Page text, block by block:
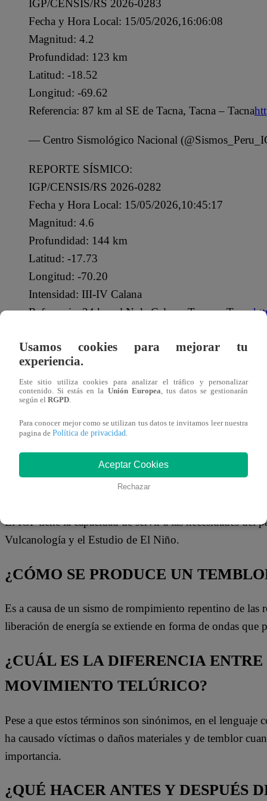
IGP/CENSIS/RS 2026-0283
Fecha y Hora Local: 15/05/2026,16:06:08
Magnitud: 4.2
Profundidad: 123 km
Latitud: -18.52
Longitud: -69.62
Referencia: 87 km al SE de Tacna, Tacna – Tacna
— Centro Sismológico Nacional
REPORTE SÍSMICO:
IGP/CENSIS/RS 2026-0282
Fecha y Hora Local: 15/05/2026,10:45:17
Magnitud: 4.6
Profundidad: 144 km
Latitud: -17.73
Longitud: -70.20
Intensidad: III-IV Calana
Referencia: 24 km al N de Calana, Tacna – Tacna
— Centro Sismológico Nacional
Puedes hallar más información sobre los temblores
¿QUÉ ES EL IGP?
El Instituto Geofísico del Perú (IGP)
Ambiente que fue creado con la finalidad de que
de estudiar todos los fenómenos relacionados con la
El IGP tiene la capacidad de servir a las necesidades del
Vulcanología y el Estudio de El Niño.
¿CÓMO SE PRODUCE UN
Es a causa de un sismo de rompimiento repentino de las
liberación de energía se extiende en forma de ondas
¿CUÁL ES LA DIFERENCIA
MOVIMIENTO TELÚRICO?
Pese a que estos términos son sinónimos, en el lenguaje
ha causado víctimas o daños materiales y de temblor
importancia.
¿QUÉ HACER ANTES Y DESPUÉS
Usamos cookies para mejorar tu
experiencia.
Este sitio utiliza cookies para analizar el tráfico y personalizar
contenido. Si estás en la Unión Europea, tus datos se gestionarán
según el RGPD.
Para conocer mejor como se utilizan tus datos te invitamos leer nuestra
pagina de Política de privacidad.
Aceptar Cookies
Rechazar